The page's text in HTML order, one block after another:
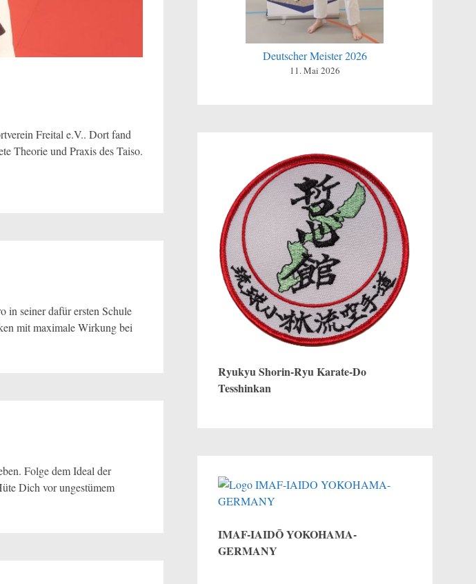
Freital e.V.. Dort fand
Theorie und Praxis des Taiso.
in seiner dafür ersten Schule
mit maximale Wirkung bei
Folge dem Ideal der
Dich vor ungestümem
Deutscher Meister 2026
11. Mai 2026
Ryukyu Shorin-Ryu Karate-Do
Tesshinkan
IMAF-IAIDŌ YOKOHAMA-
GERMANY